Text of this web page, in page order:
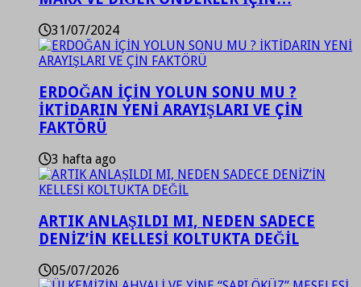
31/07/2024
ERDOĞAN İÇİN YOLUN SONU MU ?
İKTİDARIN YENİ ARAYIŞLARI VE ÇİN
FAKTÖRÜ
3 hafta ago
ARTIK ANLAŞILDI MI, NEDEN SADECE
DENİZ’İN KELLESİ KOLTUKTA DEĞİL
05/07/2026